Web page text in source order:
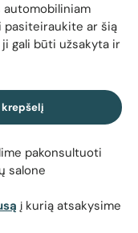
automobiliniam
pasiteiraukite ar šią
gali būti užsakyta ir
krepšelį
pakonsultuoti
salone
į kurią atsakysime